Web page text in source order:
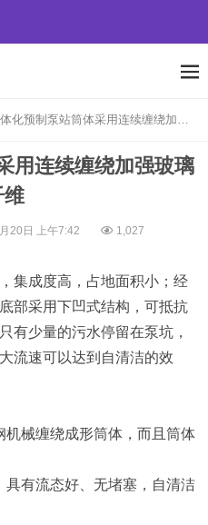
化预制泵站筒体采用连续缠绕加强玻璃纤维
用连续缠绕加强玻璃
维
20日 上午7:42 1,027
集成度高，占地面积小；经
部采用下凹式结构，可抵抗
有少量的污水停留在泵坑，
流速可以达到自清洁的效
机械缠绕成形筒体，而且筒体
具有流态好、无堵塞，自清洁